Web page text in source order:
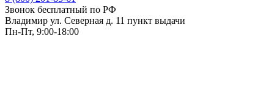
Звонок бесплатный по РФ
Владимир ул. Северная д. 11 пункт выдачи
Пн-Пт, 9:00-18:00